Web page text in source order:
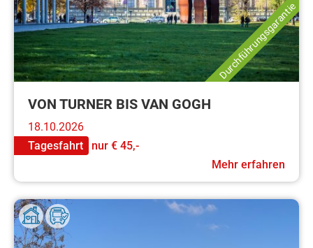
Durchführungsgarantie
VON TURNER BIS VAN GOGH
18.10.2026
Tagesfahrt
nur € 45,-
Mehr erfahren